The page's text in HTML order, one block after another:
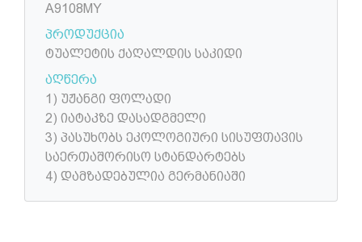
A9108MY
პროდუქცია
ტუალეტის ქაღალდის საკიდი
აღწერა
1) უჟანგი ფოლადი
2) იატაკზე დასადგმელი
3) პასუხობს ეკოლოგიური სისუფთავის
საერთაშორისო სტანდარტებს
4) დამზადებულია გერმანიაში